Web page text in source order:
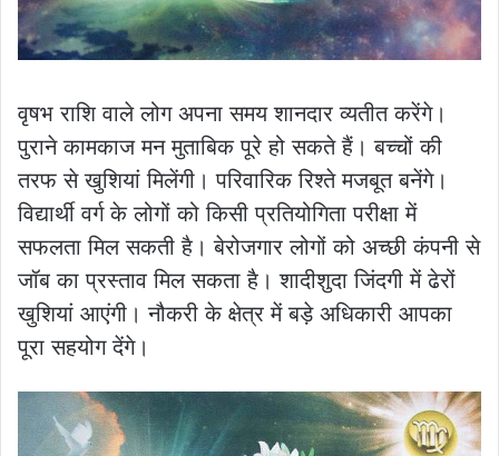
वृषभ राशि वाले लोग अपना समय शानदार व्यतीत करेंगे।
पुराने कामकाज मन मुताबिक पूरे हो सकते हैं। बच्चों की
तरफ से खुशियां मिलेंगी। परिवारिक रिश्ते मजबूत बनेंगे।
विद्यार्थी वर्ग के लोगों को किसी प्रतियोगिता परीक्षा में
सफलता मिल सकती है। बेरोजगार लोगों को अच्छी कंपनी से
जॉब का प्रस्ताव मिल सकता है। शादीशुदा जिंदगी में ढेरों
खुशियां आएंगी। नौकरी के क्षेत्र में बड़े अधिकारी आपका
पूरा सहयोग देंगे।